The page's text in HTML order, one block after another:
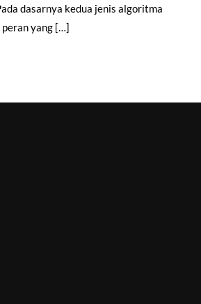
dasarnya kedua jenis algoritma
yang […]